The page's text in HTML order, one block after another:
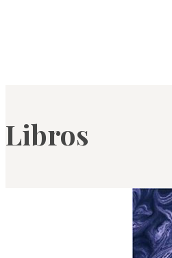
Libros